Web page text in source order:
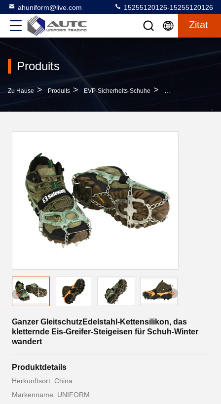
ahuniform@live.com 15255120126-15255120126
Zitat
Produits
Zu Hause > Produits > EVP-Sicherheits-Schuhe > Ganzer
Ganzer GleitschutzEdelstahl-Kettensilikon, das
kletternde Eis-Greifer-Steigeisen für Schuh-Winter
wandert
Produktdetails
Herkunftsort: China
Markenname: UNIFORM